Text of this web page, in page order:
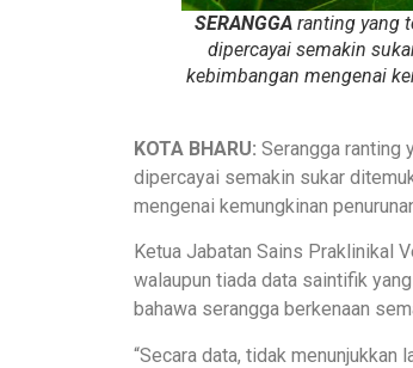
SERANGGAranting yang
dipercayai semakin
kebimbangan mengenai
KOTA BHARU: Serangga ranting
dipercayai semakin sukar
mengenai kemungkinan
Ketua Jabatan Sains Praklinikal
walaupun tiada data saintifik
bahawa serangga berkenaan
“Secara data, tidak menunjukkan